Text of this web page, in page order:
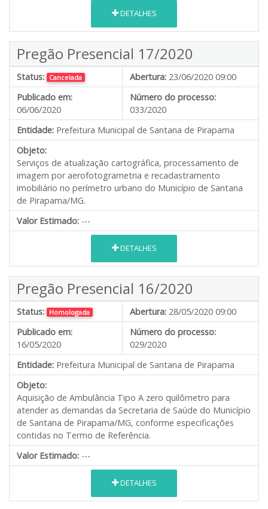
DETALHES
Pregão Presencial 17/2020
Status: Cancelada Abertura: 23/06/2020 09:00
Publicado em:
06/06/2020
Número do processo:
033/2020
Entidade: Prefeitura Municipal de Santana de Pirapama
Objeto:
Serviços de atualização cartográfica, processamento de
imagem por aerofotogrametria e recadastramento
imobiliário no perímetro urbano do Município de Santana
de Pirapama/MG.
Valor Estimado: ---
DETALHES
Pregão Presencial 16/2020
Status: Homologada Abertura: 28/05/2020 09:00
Publicado em:
16/05/2020
Número do processo:
029/2020
Entidade: Prefeitura Municipal de Santana de Pirapama
Objeto:
Aquisição de Ambulância Tipo A zero quilômetro para
atender as demandas da Secretaria de Saúde do Município
de Santana de Pirapama/MG, conforme especificações
contidas no Termo de Referência.
Valor Estimado: ---
DETALHES